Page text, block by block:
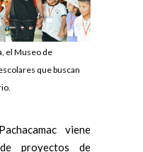
el Museo de
que buscan
viene
proyectos de